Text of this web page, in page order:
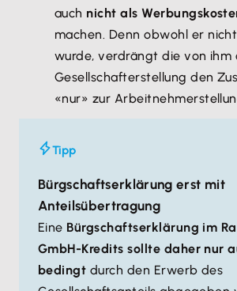
auch nicht als
machen. Denn obwohl er
wurde, verdrängt die von ihm
Gesellschafterstellung den
«nur» zur
Tipp
Bürgschaftserklärung erst mit
Anteilsübertragung
Eine Bürgschaftserklärung im
GmbH-Kredits sollte daher nur
bedingt durch den Erwerb des